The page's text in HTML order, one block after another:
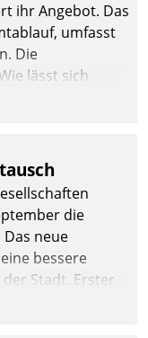
ihr Angebot. Das
umfasst
Die
lässt sich
Freiraum
die
neue
bessere
Stadt. Erster
API-Hub mit